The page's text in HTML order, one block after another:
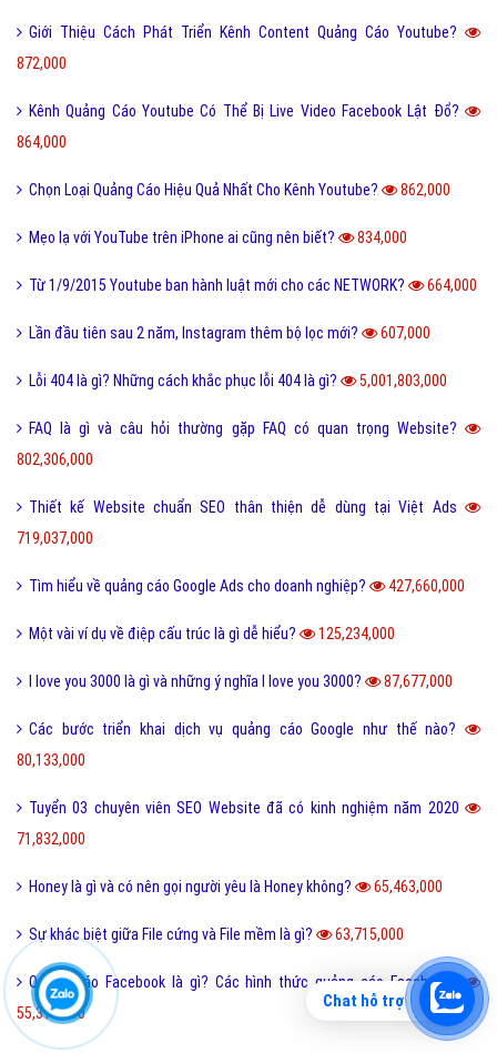
Giới Thiệu Cách Phát Triển Kênh Content Quảng Cáo Youtube?
872,000
Kênh Quảng Cáo Youtube Có Thể Bị Live Video Facebook Lật Đổ?
864,000
Chọn Loại Quảng Cáo Hiệu Quả Nhất Cho Kênh Youtube? 862,000
Mẹo lạ với YouTube trên iPhone ai cũng nên biết? 834,000
Từ 1/9/2015 Youtube ban hành luật mới cho các NETWORK? 664,000
Lần đầu tiên sau 2 năm, Instagram thêm bộ lọc mới? 607,000
Lỗi 404 là gì? Những cách khắc phục lỗi 404 là gì? 5,001,803,000
FAQ là gì và câu hỏi thường gặp FAQ có quan trọng Website?
802,306,000
Thiết kế Website chuẩn SEO thân thiện dễ dùng tại Việt Ads
719,037,000
Tìm hiểu về quảng cáo Google Ads cho doanh nghiệp? 427,660,000
Một vài ví dụ về điệp cấu trúc là gì dễ hiểu? 125,234,000
I love you 3000 là gì và những ý nghĩa I love you 3000? 87,677,000
Các bước triển khai dịch vụ quảng cáo Google như thế nào?
80,133,000
Tuyển 03 chuyên viên SEO Website đã có kinh nghiệm năm 2020
71,832,000
Honey là gì và có nên gọi người yêu là Honey không? 65,463,000
Sự khác biệt giữa File cứng và File mềm là gì? 63,715,000
Quảng cáo Facebook là gì? Các hình thức quảng cáo Facebook?
55,319,000
Chat hỗ trợ